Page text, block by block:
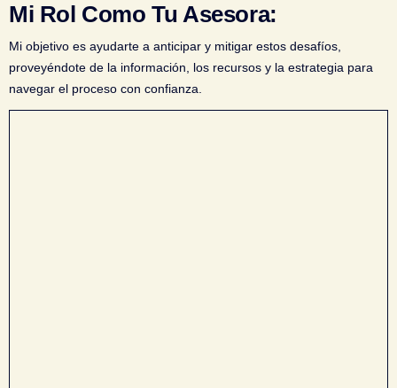
Mi Rol Como Tu Asesora:
Mi objetivo es ayudarte a anticipar y mitigar estos desafíos,
proveyéndote de la información, los recursos y la estrategia para
navegar el proceso con confianza.